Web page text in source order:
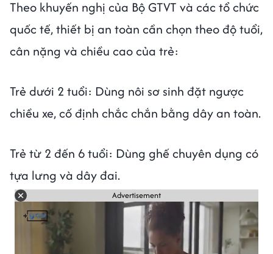
Theo khuyến nghị của Bộ GTVT và các tổ chức
quốc tế, thiết bị an toàn cần chọn theo độ tuổi,
cân nặng và chiều cao của trẻ:
Trẻ dưới 2 tuổi: Dùng nôi sơ sinh đặt ngược
chiều xe, cố định chắc chắn bằng dây an toàn.
Trẻ từ 2 đến 6 tuổi: Dùng ghế chuyên dụng có
tựa lưng và dây đai.
Advertisement